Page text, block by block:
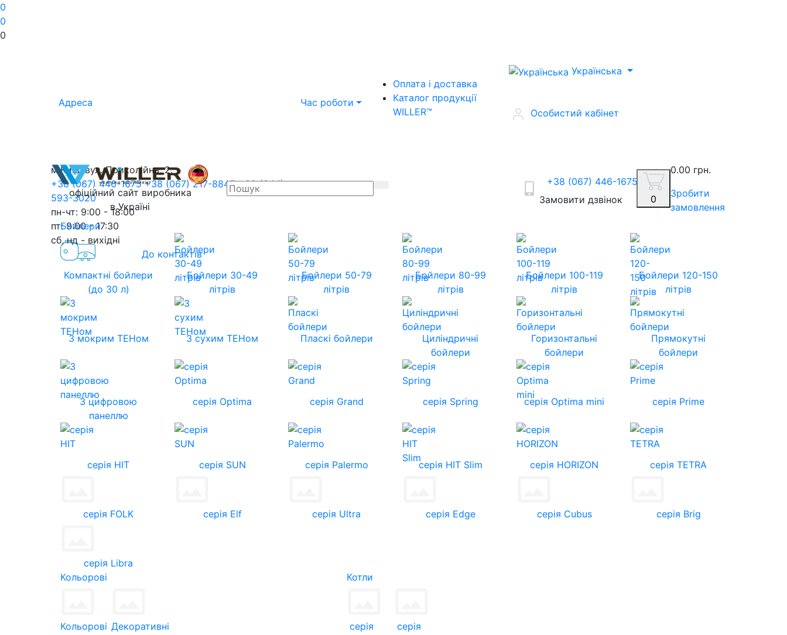
0
0
0
Адреса
м.Київ, вул. Приколійна, 2.
+38 (067) 446-1675 +38 (067) 217-8845 +38 (044)
593-3020
пн-чт: 9:00 - 18:00
пт: 9:00 - 17:30
сб, нд - вихідні
До контактів
Час роботи
Оплата і доставка
Каталог продукції
WILLER™
Українська
Особистий кабінет
офіційний сайт виробника
в Україні
+38 (067) 446-1675
Замовити дзвінок
0
0.00 грн.
Зробити
замовлення
Бойлери
Компактні бойлери
(до 30 л)
Бойлери 30-49
літрів
Бойлери 50-79
літрів
Бойлери 80-99
літрів
Бойлери 100-119
літрів
Бойлери 120-150
літрів
З мокрим ТЕНом З сухим ТЕНом Пласкі бойлери
Циліндричні
бойлери
Горизонтальні
бойлери
Прямокутні
бойлери
З цифровою
панеллю
серія Optima серія Grand серія Spring серія Optima mini серія Prime
серія HIT серія SUN серія Palermo серія HIT Slim cерія HORIZON серія TETRA
серія FOLK серія Elf серія Ultra серія Edge серія Cubus серія Brig
серія Libra
Кольорові
Кольорові Декоративні
Котли
серія
серія